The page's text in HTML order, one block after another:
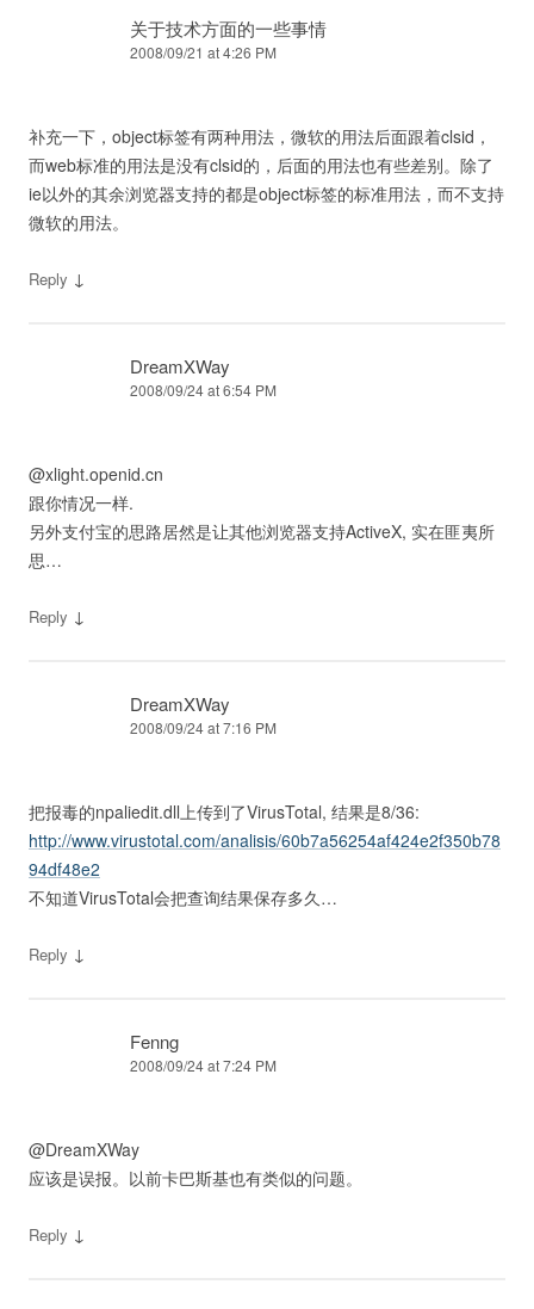
关于技术方面的一些事情
2008/09/21 at 4:26 PM
补充一下，object标签有两种用法，微软的用法后面跟着clsid，
而web标准的用法是没有clsid的，后面的用法也有些差别。除了
ie以外的其余浏览器支持的都是object标签的标准用法，而不支持
微软的用法。
Reply ↓
DreamXWay
2008/09/24 at 6:54 PM
@xlight.openid.cn
跟你情况一样.
另外支付宝的思路居然是让其他浏览器支持ActiveX, 实在匪夷所
思…
Reply ↓
DreamXWay
2008/09/24 at 7:16 PM
把报毒的npaliedit.dll上传到了VirusTotal, 结果是8/36:
http://www.virustotal.com/analisis/60b7a56254af424e2f350b78
94df48e2
不知道VirusTotal会把查询结果保存多久…
Reply ↓
Fenng
2008/09/24 at 7:24 PM
@DreamXWay
应该是误报。以前卡巴斯基也有类似的问题。
Reply ↓